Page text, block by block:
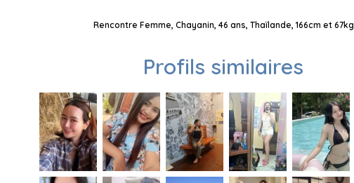
Rencontre Femme, Chayanin, 46 ans, Thaïlande, 166cm et 67kg
Profils similaires